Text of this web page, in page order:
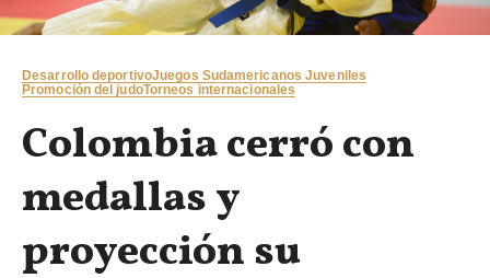
Desarrollo deportivoJuegos Sudamericanos Juveniles
Promoción del judoTorneos internacionales
Colombia cerró con
medallas y
proyección su